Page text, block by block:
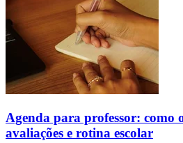
Agenda para professor: como
avaliações e rotina escolar